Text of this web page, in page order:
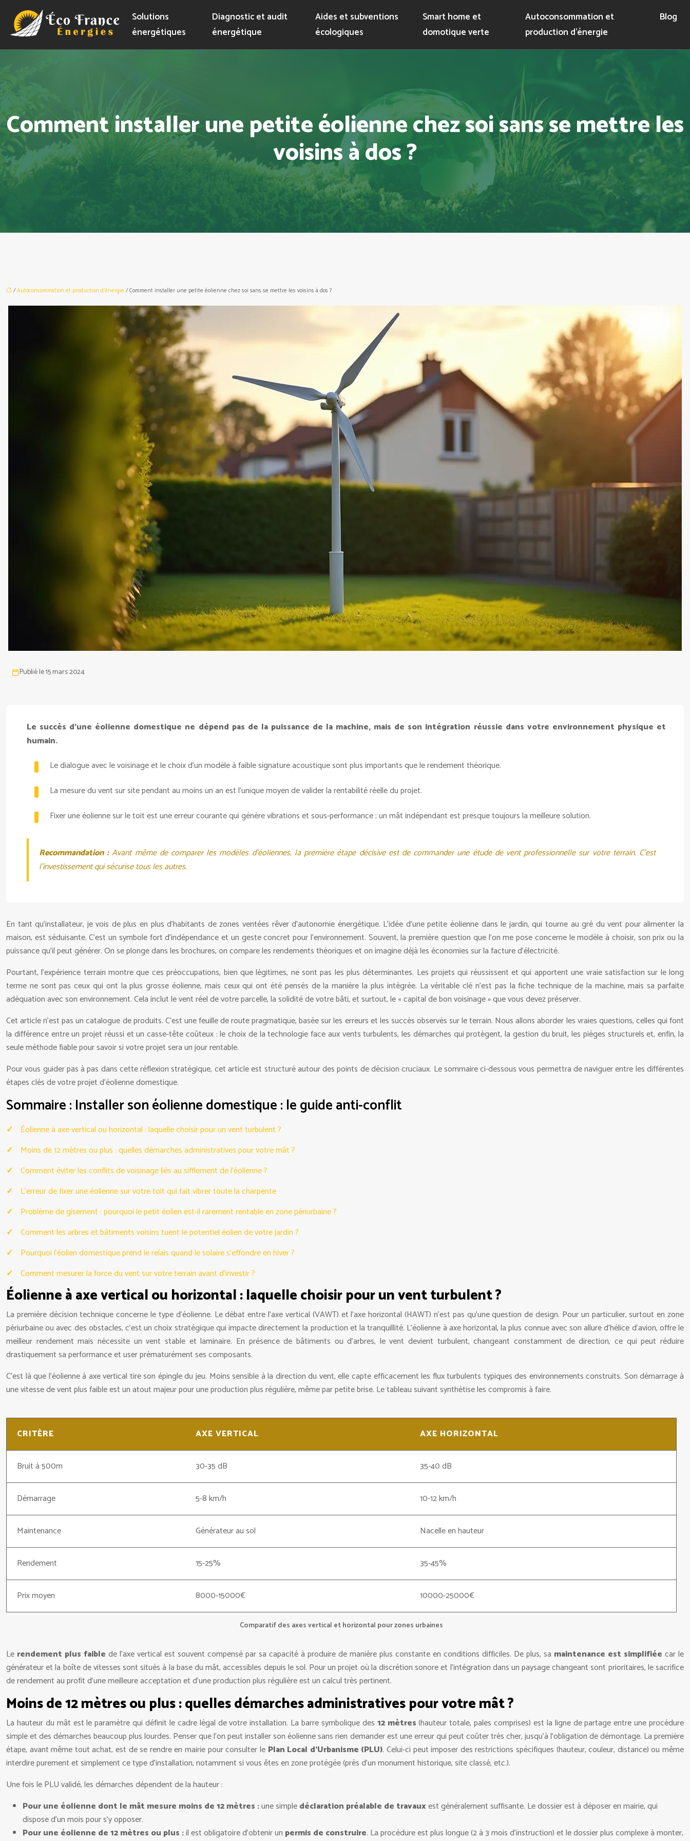
Solutions
énergétiques
Diagnostic et audit
énergétique
Aides et subventions
écologiques
Smart home et
domotique verte
Autoconsommation et
production d’énergie
Blog
Comment installer une petite éolienne chez soi sans se mettre les
voisins à dos ?
/Autoconsommation et production d'énergie / Comment installer une petite éolienne chez soi sans se mettre les voisins à dos ?
Publié le 15 mars 2024
Le succès d’une éolienne domestique ne dépend pas de la puissance de la machine, mais de son intégration réussie dans votre environnement physique et
humain.
Le dialogue avec le voisinage et le choix d’un modèle à faible signature acoustique sont plus importants que le rendement théorique.
La mesure du vent sur site pendant au moins un an est l’unique moyen de valider la rentabilité réelle du projet.
Fixer une éolienne sur le toit est une erreur courante qui génère vibrations et sous-performance ; un mât indépendant est presque toujours la meilleure solution.
Recommandation :Avant même de comparer les modèles d’éoliennes, la première étape décisive est de commander une étude de vent professionnelle sur votre terrain. C’est
l’investissement qui sécurise tous les autres.
En tant qu’installateur, je vois de plus en plus d’habitants de zones ventées rêver d’autonomie énergétique. L’idée d’une petite éolienne dans le jardin, qui tourne au gré du vent pour alimenter la
maison, est séduisante. C’est un symbole fort d’indépendance et un geste concret pour l’environnement. Souvent, la première question que l’on me pose concerne le modèle à choisir, son prix ou la
puissance qu’il peut générer. On se plonge dans les brochures, on compare les rendements théoriques et on imagine déjà les économies sur la facture d’électricité.
Pourtant, l’expérience terrain montre que ces préoccupations, bien que légitimes, ne sont pas les plus déterminantes. Les projets qui réussissent et qui apportent une vraie satisfaction sur le long
terme ne sont pas ceux qui ont la plus grosse éolienne, mais ceux qui ont été pensés de la manière la plus intégrée. La véritable clé n’est pas la fiche technique de la machine, mais sa parfaite
adéquation avec son environnement. Cela inclut le vent réel de votre parcelle, la solidité de votre bâti, et surtout, le « capital de bon voisinage » que vous devez préserver.
Cet article n’est pas un catalogue de produits. C’est une feuille de route pragmatique, basée sur les erreurs et les succès observés sur le terrain. Nous allons aborder les vraies questions, celles qui font
la différence entre un projet réussi et un casse-tête coûteux : le choix de la technologie face aux vents turbulents, les démarches qui protègent, la gestion du bruit, les pièges structurels et, enfin, la
seule méthode fiable pour savoir si votre projet sera un jour rentable.
Pour vous guider pas à pas dans cette réflexion stratégique, cet article est structuré autour des points de décision cruciaux. Le sommaire ci-dessous vous permettra de naviguer entre les différentes
étapes clés de votre projet d’éolienne domestique.
Sommaire : Installer son éolienne domestique : le guide anti-conflit
Éolienne à axe vertical ou horizontal : laquelle choisir pour un vent turbulent ?
Moins de 12 mètres ou plus : quelles démarches administratives pour votre mât ?
Comment éviter les conflits de voisinage liés au sifflement de l’éolienne ?
L’erreur de fixer une éolienne sur votre toit qui fait vibrer toute la charpente
Problème de gisement : pourquoi le petit éolien est-il rarement rentable en zone périurbaine ?
Comment les arbres et bâtiments voisins tuent le potentiel éolien de votre jardin ?
Pourquoi l’éolien domestique prend le relais quand le solaire s’effondre en hiver ?
Comment mesurer la force du vent sur votre terrain avant d’investir ?
Éolienne à axe vertical ou horizontal : laquelle choisir pour un vent turbulent ?
La première décision technique concerne le type d’éolienne. Le débat entre l’axe vertical (VAWT) et l’axe horizontal (HAWT) n’est pas qu’une question de design. Pour un particulier, surtout en zone
périurbaine ou avec des obstacles, c’est un choix stratégique qui impacte directement la production et la tranquillité. L’éolienne à axe horizontal, la plus connue avec son allure d’hélice d’avion, offre le
meilleur rendement mais nécessite un vent stable et laminaire. En présence de bâtiments ou d’arbres, le vent devient turbulent, changeant constamment de direction, ce qui peut réduire
drastiquement sa performance et user prématurément ses composants.
C’est là que l’éolienne à axe vertical tire son épingle du jeu. Moins sensible à la direction du vent, elle capte efficacement les flux turbulents typiques des environnements construits. Son démarrage à
une vitesse de vent plus faible est un atout majeur pour une production plus régulière, même par petite brise. Le tableau suivant synthétise les compromis à faire.
Comparatif des axes vertical et horizontal pour zones urbaines
CRITÈRE AXE VERTICAL AXE HORIZONTAL
Bruit à 500m 30-35 dB 35-40 dB
Démarrage 5-8 km/h 10-12 km/h
Maintenance Générateur au sol Nacelle en hauteur
Rendement 15-25% 35-45%
Prix moyen 8000-15000€ 10000-25000€
Le rendement plus faible de l’axe vertical est souvent compensé par sa capacité à produire de manière plus constante en conditions difficiles. De plus, sa maintenance est simplifiée car le
générateur et la boîte de vitesses sont situés à la base du mât, accessibles depuis le sol. Pour un projet où la discrétion sonore et l’intégration dans un paysage changeant sont prioritaires, le sacrifice
de rendement au profit d’une meilleure acceptation et d’une production plus régulière est un calcul très pertinent.
Moins de 12 mètres ou plus : quelles démarches administratives pour votre mât ?
La hauteur du mât est le paramètre qui définit le cadre légal de votre installation. La barre symbolique des 12 mètres(hauteur totale, pales comprises) est la ligne de partage entre une procédure
simple et des démarches beaucoup plus lourdes. Penser que l’on peut installer son éolienne sans rien demander est une erreur qui peut coûter très cher, jusqu’à l’obligation de démontage. La première
étape, avant même tout achat, est de se rendre en mairie pour consulter le Plan Local d’Urbanisme (PLU). Celui-ci peut imposer des restrictions spécifiques (hauteur, couleur, distance) ou même
interdire purement et simplement ce type d’installation, notamment si vous êtes en zone protégée (près d’un monument historique, site classé, etc.).
Une fois le PLU validé, les démarches dépendent de la hauteur :
Pour une éolienne dont le mât mesure moins de 12 mètres :une simpledéclaration préalable de travauxest généralement suffisante. Le dossier est à déposer en mairie, qui
dispose d’un mois pour s’y opposer.
Pour une éolienne de 12 mètres ou plus :il est obligatoire d’obtenir un permis de construire. La procédure est plus longue (2 à 3 mois d’instruction) et le dossier plus complexe à monter,